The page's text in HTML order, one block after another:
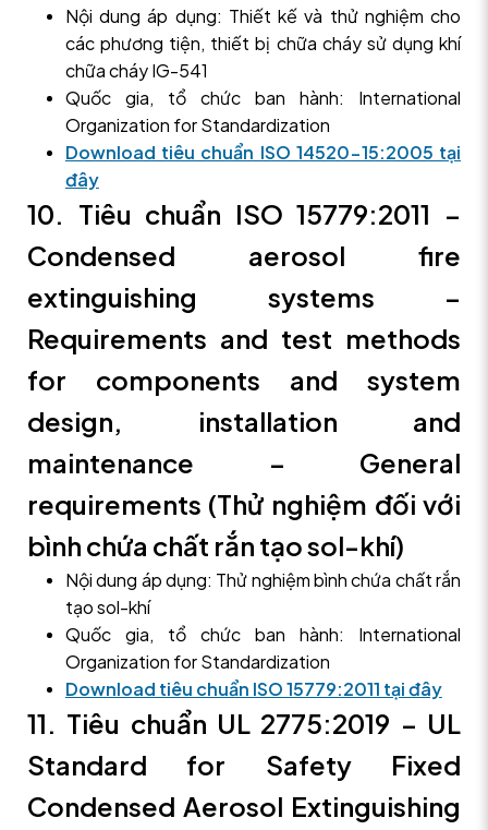
Nội dung áp dụng: Thiết kế và thử nghiệm cho
các phương tiện, thiết bị chữa cháy sử dụng khí
chữa cháy IG-541
Quốc gia, tổ chức ban hành: International
Organization for Standardization
Download tiêu chuẩn ISO 14520-15:2005 tại
đây
10. Tiêu chuẩn ISO 15779:2011 –
Condensed aerosol fire
extinguishing systems –
Requirements and test methods
for components and system
design, installation and
maintenance – General
requirements (Thử nghiệm đối với
bình chứa chất rắn tạo sol-khí)
Nội dung áp dụng: Thử nghiệm bình chứa chất rắn
tạo sol-khí
Quốc gia, tổ chức ban hành: International
Organization for Standardization
Download tiêu chuẩn ISO 15779:2011 tại đây
11. Tiêu chuẩn UL 2775:2019 – UL
Standard for Safety Fixed
Condensed Aerosol Extinguishing